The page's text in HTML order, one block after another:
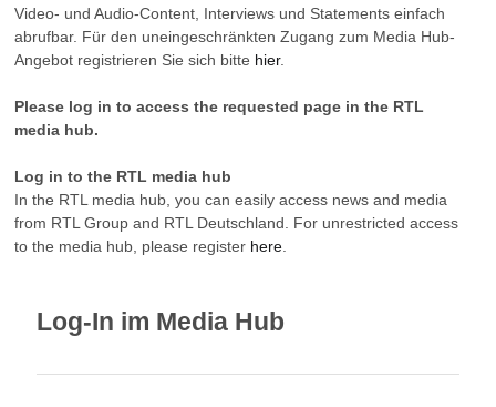
Video- und Audio-Content, Interviews und Statements einfach
abrufbar. Für den uneingeschränkten Zugang zum Media Hub-
Angebot registrieren Sie sich bitte hier.
Please log in to access the requested page in the RTL
media hub.
Log in to the RTL media hub
In the RTL media hub, you can easily access news and media
from RTL Group and RTL Deutschland. For unrestricted access
to the media hub, please register here
Log-In im Media Hub